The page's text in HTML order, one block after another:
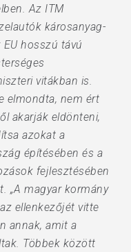
Az ITM
károsanyag-
hosszú távú
vitákban is.
elmondta, nem ért
akarják eldönteni,
azokat a
építésében és a
fejlesztésében
„A magyar kormány
ellenkezőjét vitte
annak, amit a
Többek között